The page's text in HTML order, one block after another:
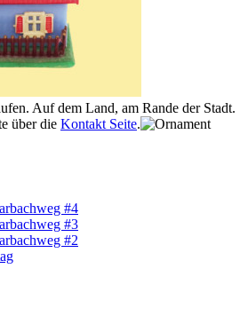
Auf dem Land, am Rande der Stadt.
über die Kontakt Seite.
#4
#3
#2